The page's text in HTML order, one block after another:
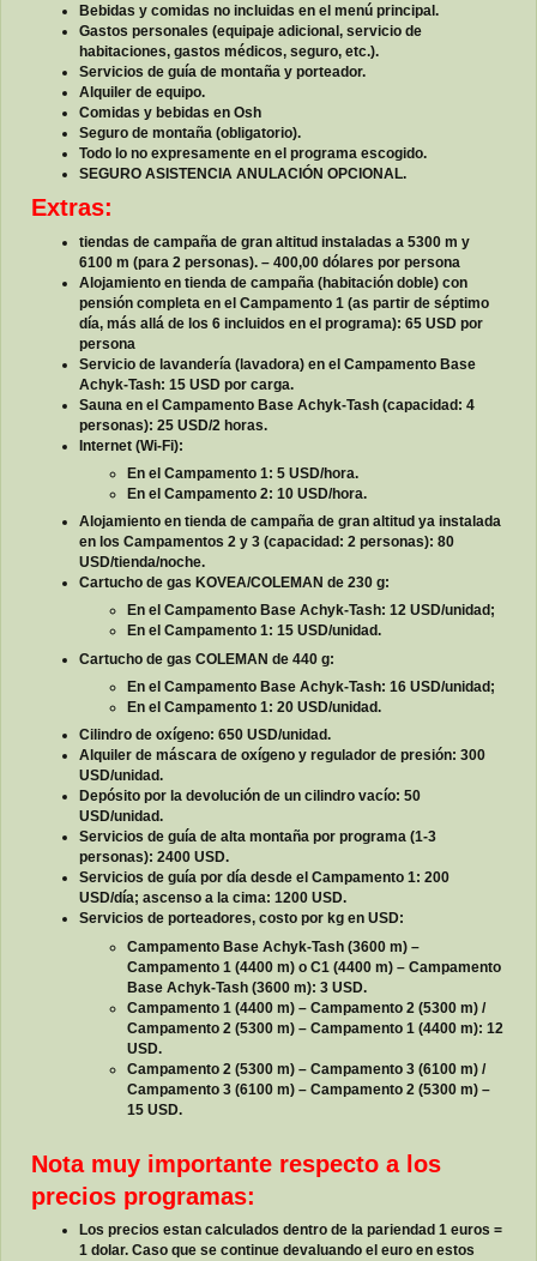
Bebidas y comidas no incluidas en el menú principal.
Gastos personales (equipaje adicional, servicio de
habitaciones, gastos médicos, seguro, etc.).
Servicios de guía de montaña y porteador.
Alquiler de equipo.
Comidas y bebidas en Osh
Seguro de montaña (obligatorio).
Todo lo no expresamente en el programa escogido.
SEGURO ASISTENCIA ANULACIÓN OPCIONAL.
Extras:
tiendas de campaña de gran altitud instaladas a 5300 m y
6100 m (para 2 personas). – 400,00 dólares por persona
Alojamiento en tienda de campaña (habitación doble) con
pensión completa en el Campamento 1 (as partir de séptimo
día, más allá de los 6 incluidos en el programa): 65 USD por
persona
Servicio de lavandería (lavadora) en el Campamento Base
Achyk-Tash: 15 USD por carga.
Sauna en el Campamento Base Achyk-Tash (capacidad: 4
personas): 25 USD/2 horas.
Internet (Wi-Fi):
En el Campamento 1: 5 USD/hora.
En el Campamento 2: 10 USD/hora.
Alojamiento en tienda de campaña de gran altitud ya instalada
en los Campamentos 2 y 3 (capacidad: 2 personas): 80
USD/tienda/noche.
Cartucho de gas KOVEA/COLEMAN de 230 g:
En el Campamento Base Achyk-Tash: 12 USD/unidad;
En el Campamento 1: 15 USD/unidad.
Cartucho de gas COLEMAN de 440 g:
En el Campamento Base Achyk-Tash: 16 USD/unidad;
En el Campamento 1: 20 USD/unidad.
Cilindro de oxígeno: 650 USD/unidad.
Alquiler de máscara de oxígeno y regulador de presión: 300
USD/unidad.
Depósito por la devolución de un cilindro vacío: 50
USD/unidad.
Servicios de guía de alta montaña por programa (1-3
personas): 2400 USD.
Servicios de guía por día desde el Campamento 1: 200
USD/día; ascenso a la cima: 1200 USD.
Servicios de porteadores, costo por kg en USD:
Campamento Base Achyk-Tash (3600 m) –
Campamento 1 (4400 m) o C1 (4400 m) – Campamento
Base Achyk-Tash (3600 m): 3 USD.
Campamento 1 (4400 m) – Campamento 2 (5300 m) /
Campamento 2 (5300 m) – Campamento 1 (4400 m): 12
USD.
Campamento 2 (5300 m) – Campamento 3 (6100 m) /
Campamento 3 (6100 m) – Campamento 2 (5300 m) –
15 USD.
Nota muy importante respecto a los
precios programas:
Los precios estan calculados dentro de la pariendad 1 euros =
1 dolar. Caso que se continue devaluando el euro en estos